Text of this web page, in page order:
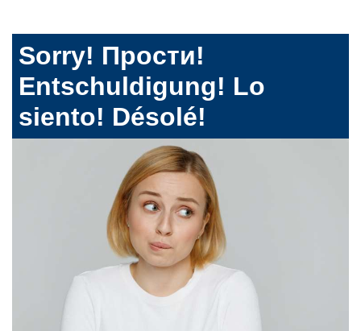
Sorry! Прости!
Entschuldigung! Lo
siento! Désolé!